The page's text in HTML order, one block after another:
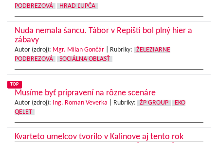
PODBREZOVÁ
HRAD ĽUPČA
Nuda nemala šancu. Tábor v Repišti bol plný hier a
zábavy
Autor (zdroj): Mgr. Milan Gončár Rubriky:
ŽELEZIARNE
PODBREZOVÁ
SOCIÁLNA OBLASŤ
TOP
Musíme byť pripravení na rôzne scenáre
Autor (zdroj): Ing. Roman Veverka Rubriky: ŽP GROUP
EKO
QELET
Kvarteto umelcov tvorilo v Kalinove aj tento rok